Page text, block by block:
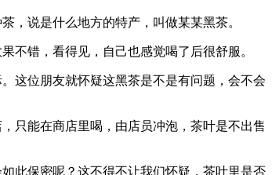
，说是什么地方的特产，叫做某某黑茶。
不错，看得见，自己也感觉喝了后很舒服。
这位朋友就怀疑这黑茶是不是有问题，会不会
只能在商店里喝，由店员冲泡，茶叶是不出售
此保密呢？这不得不让我们怀疑，茶叶里是否